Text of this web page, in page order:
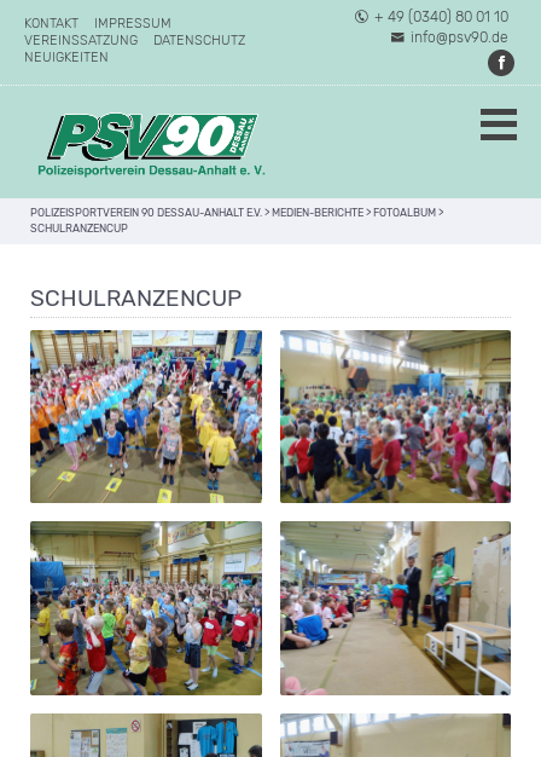
KONTAKT
IMPRESSUM
VEREINSSATZUNG
DATENSCHUTZ
NEUIGKEITEN
+ 49 (0340) 80 01 10
info@psv90.de
POLIZEISPORTVEREIN 90 DESSAU-ANHALT E.V. > MEDIEN-BERICHTE > FOTOALBUM >
SCHULRANZENCUP
SCHULRANZENCUP